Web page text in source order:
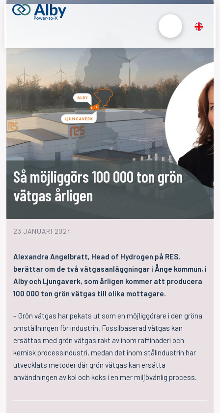
Så möjliggörs 100 000 ton grön
vätgas årligen
23 JANUARI 2024
Alexandra Angelbratt, Head of Hydrogen på RES,
berättar om de två vätgasanläggningar i Ånge kommun, i
Alby och Ljungaverk, som årligen kommer att producera
100 000 ton grön vätgas till olika mottagare.
– Grön vätgas har pekats ut som en möjliggörare i den gröna
omställningen för industrin. Fossilbaserad vätgas kan
ersättas med grön vätgas rakt av inom raffinaderi och
kemisk processindustri, medan det inom stålindustrin har
utvecklats metoder där grön vätgas kan ersätta
användningen av kol och koks i en mer miljövänlig process.